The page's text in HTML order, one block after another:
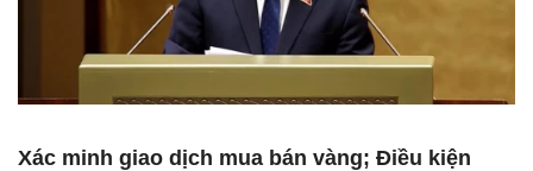
Xác minh giao dịch mua bán vàng; Điều kiện